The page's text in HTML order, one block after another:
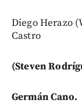
Diego Herazo
Castro
(Steven
Germán Cano.